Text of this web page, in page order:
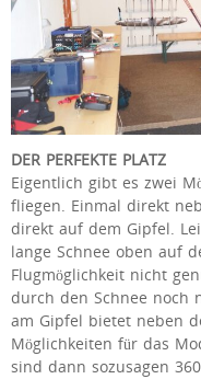
DER PERFEKTE PLATZ
Eigentlich gibt es zwei
fliegen. Einmal direkt
direkt auf dem Gipfel.
lange Schnee oben auf
Flugmöglichkeit nicht
durch den Schnee noch
am Gipfel bietet neben
Möglichkeiten für das
sind dann sozusagen